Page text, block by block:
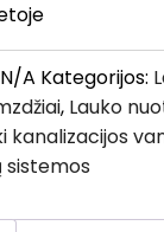
N/A Kategorijos:
, Lauko
kanalizacijos
sistemos